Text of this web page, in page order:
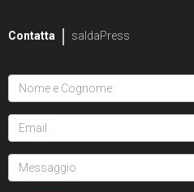
Contatta saldaPress